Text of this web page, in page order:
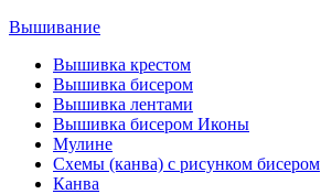
Вышивание
Вышивка крестом
Вышивка бисером
Вышивка лентами
Вышивка бисером Иконы
Мулине
Схемы (канва) с рисунком бисером
Канва